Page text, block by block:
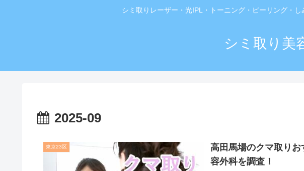
シミ取りレーザー・光IPL・トーニング・ピーリング・
シミ取り美
2025-09
東京23区
高田馬場のクマ取り
容外科を調査！